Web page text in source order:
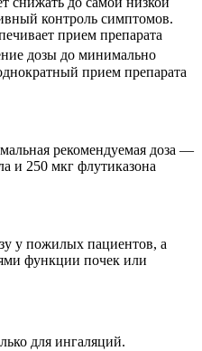
контроль симптомов.
прием препарата
дозы до минимально
прием препарата
рекомендуемая доза —
и 250 мкг флутиказона
у пожилых пациентов, а
функции почек или
для ингаляций.